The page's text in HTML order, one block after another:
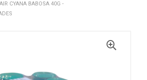
CYANA BABOSA 40G -